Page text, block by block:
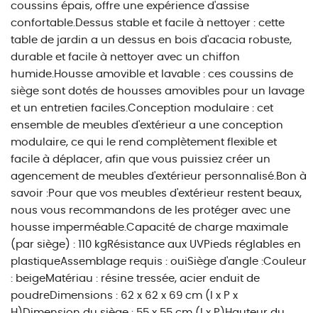
coussins épais, offre une expérience d'assise
confortable.Dessus stable et facile à nettoyer : cette
table de jardin a un dessus en bois d'acacia robuste,
durable et facile à nettoyer avec un chiffon
humide.Housse amovible et lavable : ces coussins de
siège sont dotés de housses amovibles pour un lavage
et un entretien faciles.Conception modulaire : cet
ensemble de meubles d'extérieur a une conception
modulaire, ce qui le rend complètement flexible et
facile à déplacer, afin que vous puissiez créer un
agencement de meubles d'extérieur personnalisé.Bon à
savoir :Pour que vos meubles d'extérieur restent beaux,
nous vous recommandons de les protéger avec une
housse imperméable.Capacité de charge maximale
(par siège) : 110 kgRésistance aux UVPieds réglables en
plastiqueAssemblage requis : ouiSiège d'angle :Couleur
: beigeMatériau : résine tressée, acier enduit de
poudreDimensions : 62 x 62 x 69 cm (l x P x